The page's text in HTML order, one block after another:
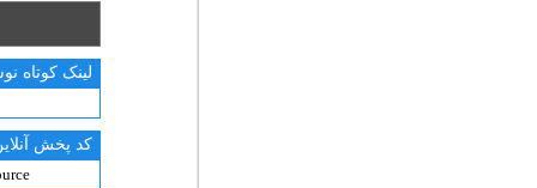
لینک کوتاه
کد پخش